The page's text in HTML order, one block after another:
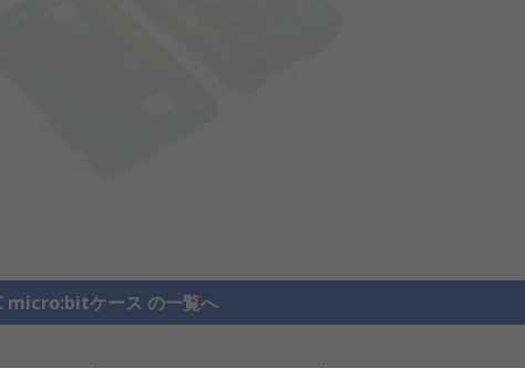
micro:bitケース の一覧へ